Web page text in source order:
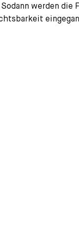
werden die